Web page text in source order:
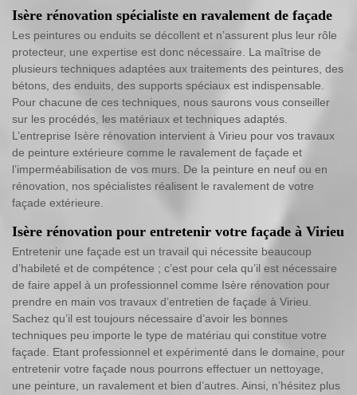
Isère rénovation spécialiste en ravalement de façade
Les peintures ou enduits se décollent et n’assurent plus leur rôle
protecteur, une expertise est donc nécessaire. La maîtrise de
plusieurs techniques adaptées aux traitements des peintures, des
bétons, des enduits, des supports spéciaux est indispensable.
Pour chacune de ces techniques, nous saurons vous conseiller
sur les procédés, les matériaux et techniques adaptés.
L’entreprise Isère rénovation intervient à Virieu pour vos travaux
de peinture extérieure comme le ravalement de façade et
l’imperméabilisation de vos murs. De la peinture en neuf ou en
rénovation, nos spécialistes réalisent le ravalement de votre
façade extérieure.
Isère rénovation pour entretenir votre façade à Virieu
Entretenir une façade est un travail qui nécessite beaucoup
d’habileté et de compétence ; c’est pour cela qu’il est nécessaire
de faire appel à un professionnel comme Isère rénovation pour
prendre en main vos travaux d’entretien de façade à Virieu.
Sachez qu’il est toujours nécessaire d’avoir les bonnes
techniques peu importe le type de matériau qui constitue votre
façade. Etant professionnel et expérimenté dans le domaine, pour
entretenir votre façade nous pourrons effectuer un nettoyage,
une peinture, un ravalement et bien d’autres. Ainsi, n’hésitez plus